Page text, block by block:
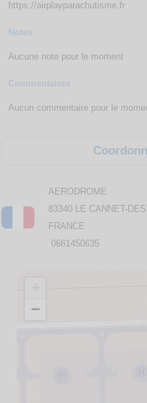
https://airplayparachutisme.fr
Notes
Aucune note pour le moment
Commentaires
Aucun commentaire pour le
AERODROME
83340 LE CANNET-
FRANCE
0661450635
−